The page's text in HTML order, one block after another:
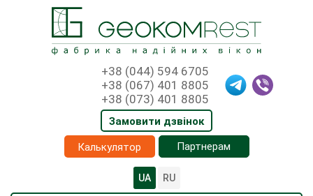
+38 (044) 594 6705
+38 (067) 401 8805
+38 (073) 401 8805
Замовити дзвінок
Калькулятор Партнерам
UA RU